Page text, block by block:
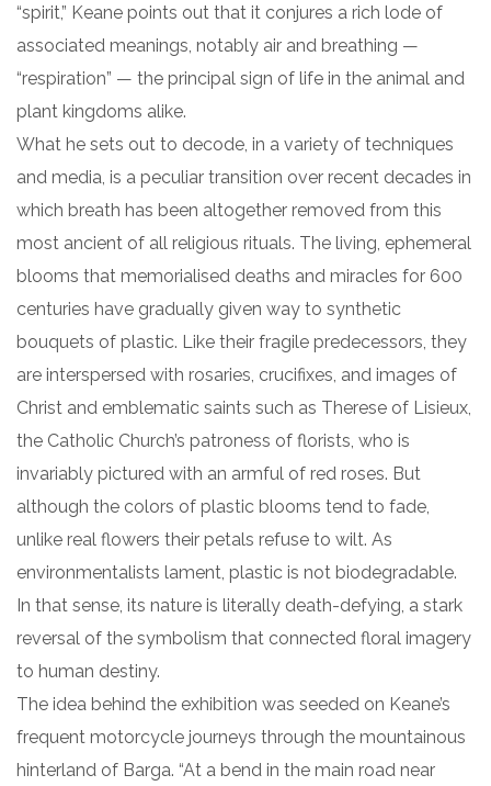
“spirit,” Keane points out that it conjures a rich lode of
associated meanings, notably air and breathing —
“respiration” — the principal sign of life in the animal and
plant kingdoms alike.
What he sets out to decode, in a variety of techniques
and media, is a peculiar transition over recent decades in
which breath has been altogether removed from this
most ancient of all religious rituals. The living, ephemeral
blooms that memorialised deaths and miracles for 600
centuries have gradually given way to synthetic
bouquets of plastic. Like their fragile predecessors, they
are interspersed with rosaries, crucifixes, and images of
Christ and emblematic saints such as Therese of Lisieux,
the Catholic Church’s patroness of florists, who is
invariably pictured with an armful of red roses. But
although the colors of plastic blooms tend to fade,
unlike real flowers their petals refuse to wilt. As
environmentalists lament, plastic is not biodegradable.
In that sense, its nature is literally death-defying, a stark
reversal of the symbolism that connected floral imagery
to human destiny.
The idea behind the exhibition was seeded on Keane’s
frequent motorcycle journeys through the mountainous
hinterland of Barga. “At a bend in the main road near